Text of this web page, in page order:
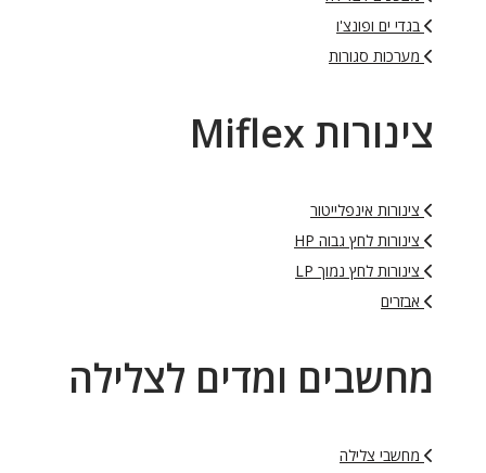
בגדי ים ופונצ'ו
מערכות סגורות
צינורות Miflex
צינורות אינפלייטור
צינורות לחץ גבוה HP
צינורות לחץ נמוך LP
אבזרים
מחשבים ומדים לצלילה
מחשבי צלילה